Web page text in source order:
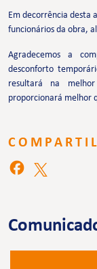
Em decorrência desta
funcionários da obra,
Agradecemos a
desconforto
resultará na
proporcionará melhor